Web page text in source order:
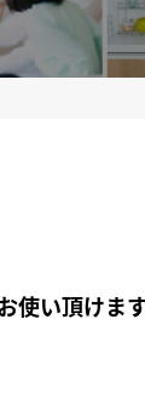
使い頂けま